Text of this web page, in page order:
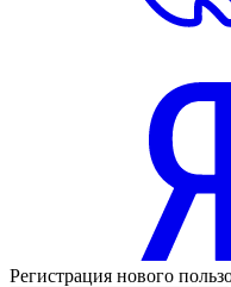
Регистрация нового